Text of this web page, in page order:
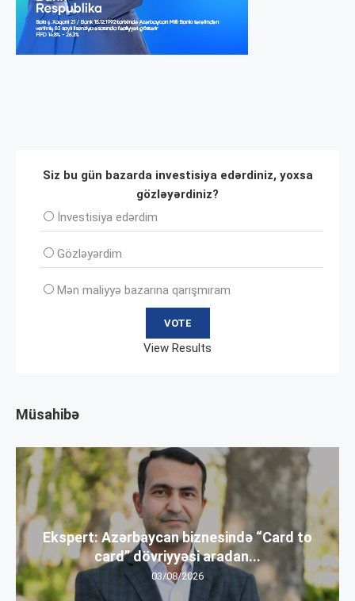
Siz bu gün bazarda investisiya edərdiniz, yoxsa
gözləyərdiniz?
İnvеstisiya edərdim
Gözləyərdim
Mən maliyyə bazarına qarışmıram
View Results
Müsahibə
Ekspert: Azərbaycan biznesində “Card to
card” dövriyyəsi aradan...
03/08/2026